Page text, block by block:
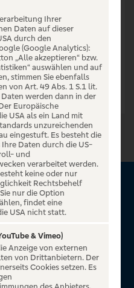
Raiffeisenbanken. Auf
Sie Tickets für
und Shows, die
League und die
Ihrer
Daten auf dieser
durch den
(Google Analytics):
„Alle akzeptieren“ bzw.
auswählen und auf
stimmen Sie ebenfalls
von Art. 49 Abs. 1 S.1 lit.
Daten werden dann in der
Europäische
USA als ein Land mit
unzureichenden
eingestuft. Es besteht die
Daten durch die US-
und
verarbeitet werden.
keine oder nur
Rechtsbehelf
nur die Option
findet eine
USA nicht statt.
& Vimeo)
Anzeige von externen
von Drittanbietern. Der
Cookies setzen. Es